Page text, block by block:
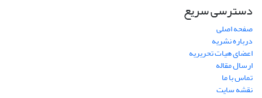
دسترسی سریع
صفحه اصلی
درباره نشریه
اعضای هیات تحریریه
ارسال مقاله
تماس با ما
نقشه سایت